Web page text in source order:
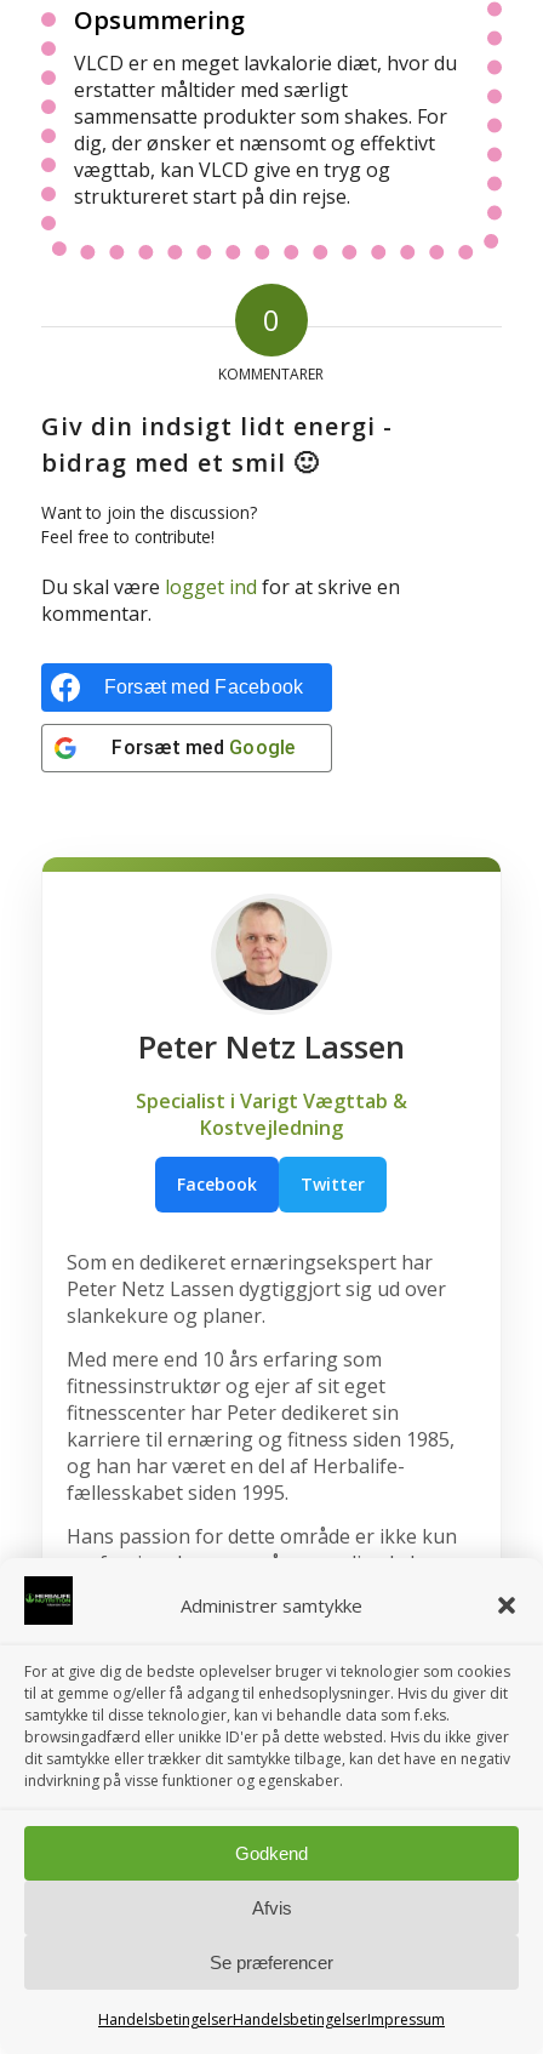
Administrer samtykke
For at give dig de bedste oplevelser bruger vi teknologier som cookies
til at gemme og/eller få adgang til enhedsoplysninger. Hvis du giver dit
samtykke til disse teknologier, kan vi behandle data som f.eks.
browsingadfærd eller unikke ID'er på dette websted. Hvis du ikke giver
dit samtykke eller trækker dit samtykke tilbage, kan det have en negativ
indvirkning på visse funktioner og egenskaber.
Godkend
Afvis
Se præferencer
HandelsbetingelserHandelsbetingelserImpressum
Opsummering
VLCD er en meget lavkalorie diæt, hvor du
erstatter måltider med særligt
sammensatte produkter som shakes. For
dig, der ønsker et nænsomt og effektivt
vægttab, kan VLCD give en tryg og
struktureret start på din rejse.
0
KOMMENTARER
Giv din indsigt lidt energi -
bidrag med et smil 🙂
Want to join the discussion?
Feel free to contribute!
Du skal være logget ind for at skrive en
kommentar.
Forsæt med Facebook
Forsæt med Google
Peter Netz Lassen
Specialist i Varigt Vægttab &
Kostvejledning
Facebook Twitter
Som en dedikeret ernæringsekspert har
Peter Netz Lassen dygtiggjort sig ud over
slankekure og planer.
Med mere end 10 års erfaring som
fitnessinstruktør og ejer af sit eget
fitnesscenter har Peter dedikeret sin
karriere til ernæring og fitness siden 1985,
og han har været en del af Herbalife-
fællesskabet siden 1995.
Hans passion for dette område er ikke kun
professionel, men også personlig, da han
har opnået imponerende resultater med
Herbalifeprodukterne og formået at tabe
Blandt de mange anerkendelser, han har
modtaget, er det bemærkelsesværdige
"Lifetime Achiever Award" fra Herbalife
International, der står som et symbol på
hans ekstraordinære bidrag til at guide
sundere livsstil, med over 1 million VP.
Peter trives som selvstændig 'Life and
Wellness Coach', og hans daglige
med Herbalife gennem hans personlige